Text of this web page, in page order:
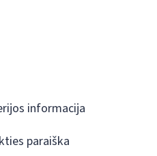
informacija
paraiška